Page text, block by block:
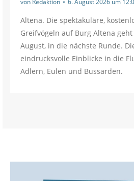
von Redaktion 6. August 2026 um
Altena. Die spektakuläre,
Greifvögeln auf Burg Altena geht
August, in die nächste Runde.
eindrucksvolle Einblicke in die
Adlern, Eulen und Bussarden.